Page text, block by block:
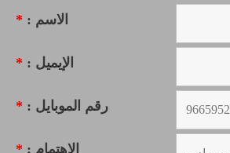
الاسم : *
الإيميل : *
رقم الموبايل : *
الاهتمام : *